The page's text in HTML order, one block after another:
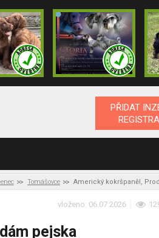
PŘIDAT
Tomášovce Americký kokršpaněl,
vloženo: 06.07.2026
pejska